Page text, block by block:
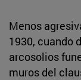
Menos
1930, cuando
arcosolios
muros del